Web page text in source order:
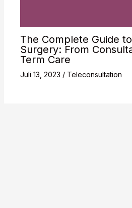
The Complete Guide
Surgery: From
Term Care
Juli 13, 2023 / Teleconsultation